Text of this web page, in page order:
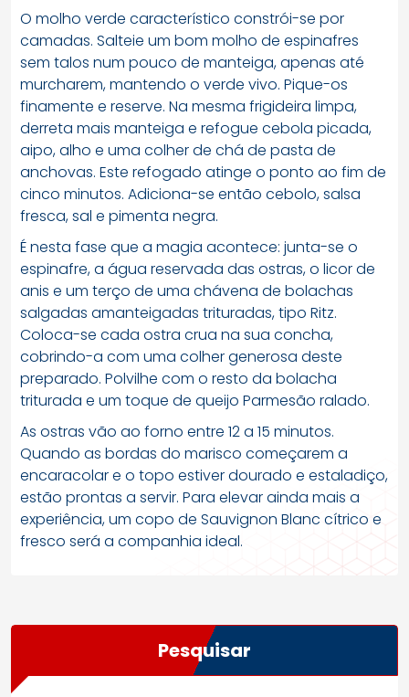
O molho verde característico constrói-se por
camadas. Salteie um bom molho de espinafres
sem talos num pouco de manteiga, apenas até
murcharem, mantendo o verde vivo. Pique-os
finamente e reserve. Na mesma frigideira limpa,
derreta mais manteiga e refogue cebola picada,
aipo, alho e uma colher de chá de pasta de
anchovas. Este refogado atinge o ponto ao fim de
cinco minutos. Adiciona-se então cebolo, salsa
fresca, sal e pimenta negra.
É nesta fase que a magia acontece: junta-se o
espinafre, a água reservada das ostras, o licor de
anis e um terço de uma chávena de bolachas
salgadas amanteigadas trituradas, tipo Ritz.
Coloca-se cada ostra crua na sua concha,
cobrindo-a com uma colher generosa deste
preparado. Polvilhe com o resto da bolacha
triturada e um toque de queijo Parmesão ralado.
As ostras vão ao forno entre 12 a 15 minutos.
Quando as bordas do marisco começarem a
encaracolar e o topo estiver dourado e estaladiço,
estão prontas a servir. Para elevar ainda mais a
experiência, um copo de Sauvignon Blanc cítrico e
fresco será a companhia ideal.
Pesquisar